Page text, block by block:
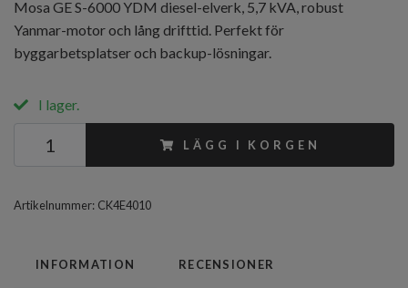
Mosa GE S-6000 YDM diesel-elverk, 5,7 kVA, robust
Yanmar-motor och lång drifttid. Perfekt för
byggarbetsplatser och backup-lösningar.
I lager.
LÄGG I KORGEN
Artikelnummer: CK4E4010
INFORMATION RECENSIONER